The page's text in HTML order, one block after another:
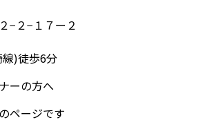
−２−１７ー２
)徒歩6分
ーの方へ
ページです